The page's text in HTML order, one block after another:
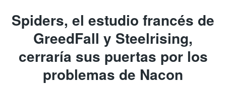
Spiders, el estudio francés de
GreedFall y Steelrising,
cerraría sus puertas por los
problemas de Nacon